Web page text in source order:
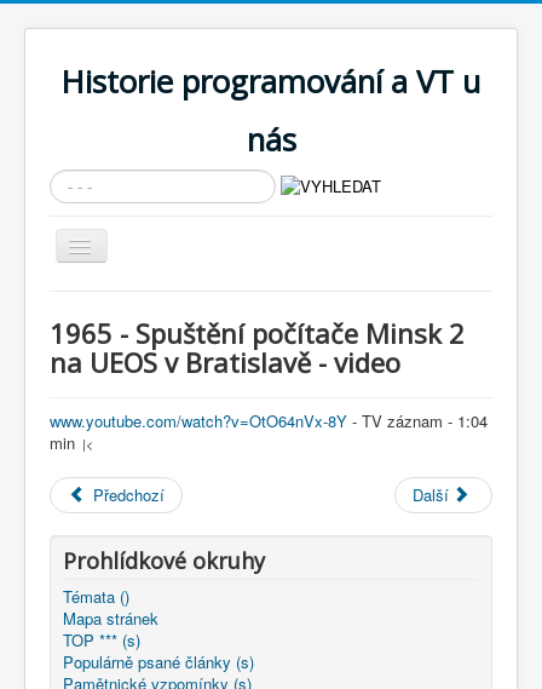
Historie programování a VT u
nás
Vyhledávání...
Přepnout
navigaci
Cíle expozice
Současnost SW a IT
Historické počítače
COBOL
O nás
Úvod
doplnění fyzické expozice VT
1965 - Spuštění počítače Minsk 2
na UEOS v Bratislavě - video
www.youtube.com/watch?v=OtO64nVx-8Y - TV záznam - 1:04
min |<
Předchozí Další
Prohlídkové okruhy
Témata ()
Mapa stránek
TOP *** (s)
Populárně psané články (s)
Pamětnické vzpomínky (s)